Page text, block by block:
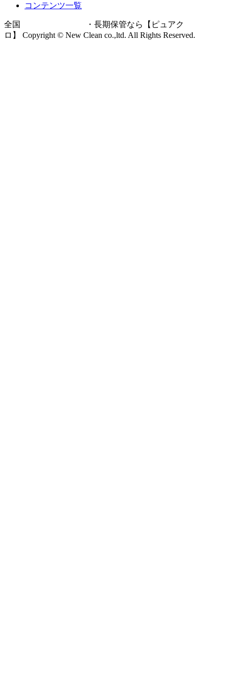
コンテンツ一覧
全国
・長期保管なら【ピュアク
ロ】 Copyright © New Clean co.,ltd. All Rights Reserved.